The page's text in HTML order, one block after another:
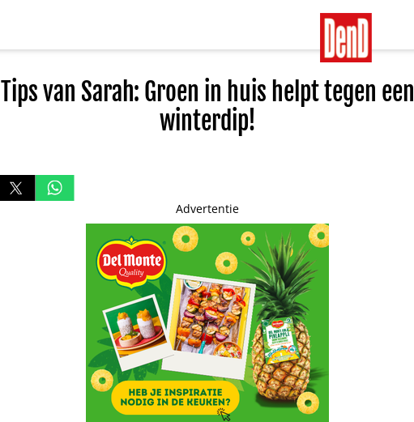
Tips van Sarah: Groen in huis helpt tegen een
winterdip!
Advertentie